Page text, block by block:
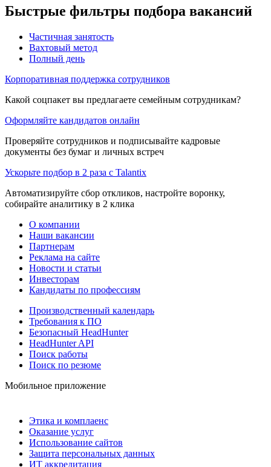
Быстрые фильтры подбора вакансий
Частичная занятость
Вахтовый метод
Полный день
Корпоративная поддержка сотрудников
Какой соцпакет вы предлагаете семейным сотрудникам?
Оформляйте кандидатов онлайн
Проверяйте сотрудников и подписывайте кадровые
документы без бумаг и личных встреч
Ускорьте подбор в 2 раза с Talantix
Автоматизируйте сбор откликов, настройте воронку,
собирайте аналитику в 2 клика
О компании
Наши вакансии
Партнерам
Реклама на сайте
Новости и статьи
Инвесторам
Кандидаты по профессиям
Производственный календарь
Требования к ПО
Безопасный HeadHunter
HeadHunter API
Поиск работы
Поиск по резюме
Мобильное приложение
Этика и комплаенс
Оказание услуг
Использование сайтов
Защита персональных данных
ИТ аккредитация